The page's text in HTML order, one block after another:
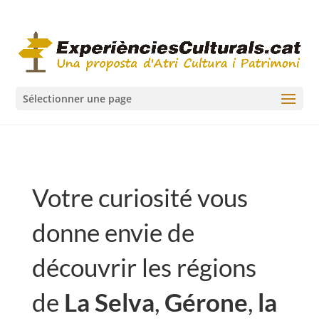
Sélectionner une page
Votre curiosité vous
donne envie de
découvrir les régions
de La Selva, Gérone, la